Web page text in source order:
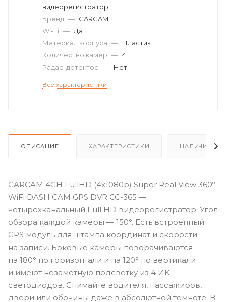
видеорегистратор
Бренд — CARCAM
Wi-Fi — Да
Материал корпуса — Пластик
Количество камер — 4
Радар-детектор — Нет
Все характеристики
ОПИСАНИЕ ХАРАКТЕРИСТИКИ НАЛИЧИЕ
CARCAM 4CH FullHD (4x1080p) Super Real View 360º
WiFi DASH CAM GPS DVR CC-365 —
четырехканальный Full HD видеорегистратор. Угол
обзора каждой камеры — 150°. Есть встроенный
GPS модуль для штампа координат и скорости
на записи. Боковые камеры поворачиваются
на 180° по горизонтали и на 120° по вертикали
и имеют незаметную подсветку из 4 ИК-
светодиодов. Снимайте водителя, пассажиров,
двери или обочины даже в абсолютной темноте. В